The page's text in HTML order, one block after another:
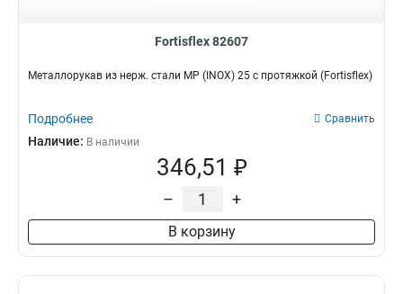
Fortisflex 82607
Металлорукав из нерж. стали МР (INOX) 25 с протяжкой (Fortisflex)
Подробнее Сравнить
Наличие: В наличии
346,51 ₽
– +
В корзину